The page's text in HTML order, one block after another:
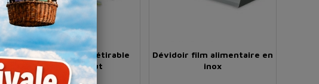
Film alimentaire étirable
avec zip cut
Dévidoir film alimentaire en
inox